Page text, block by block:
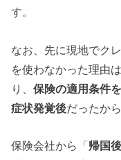
す。
なお、先に現地でク
を使わなかった理由
り、保険の適用条件
症状発覚後だったから
保険会社から「帰国